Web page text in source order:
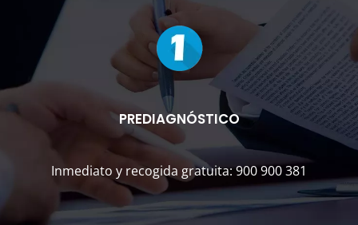
PREDIAGNÓSTICO
Inmediato y recogida gratuita: 900 900 381